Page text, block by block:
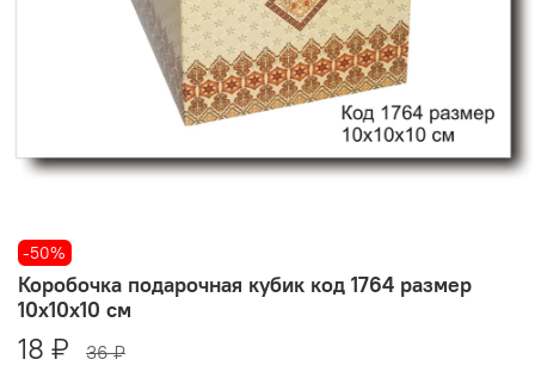
-50%
Коробочка подарочная кубик код 1764 размер
10х10х10 см
18 ₽ 36 ₽